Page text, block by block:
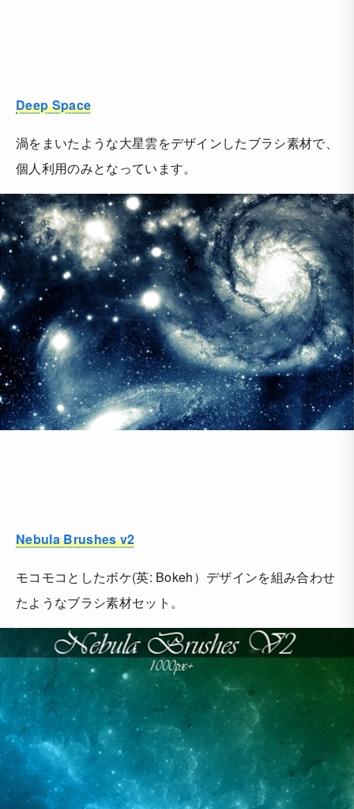
Deep Space
渦をまいたような大星雲をデザインしたブラシ素材で、
個人利用のみとなっています。
Nebula Brushes v2
モコモコとしたボケ(英: Bokeh）デザインを組み合わせ
たようなブラシ素材セット。